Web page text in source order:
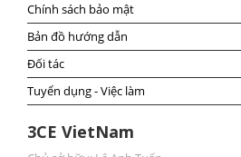
Chính sách bảo mật
Bản đồ hướng dẫn
Đối tác
Tuyển dụng - Việc làm
3CE VietNam